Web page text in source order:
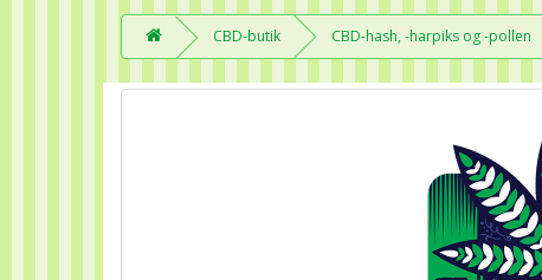
CBD-butik CBD-hash, -harpiks og -pollen